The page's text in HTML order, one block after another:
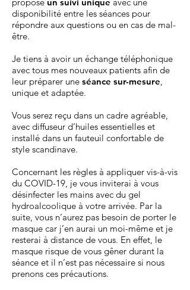
disponibilité entre les séances pour
répondre aux questions ou en cas de mal-
être.
Je tiens à avoir un échange téléphonique
avec tous mes nouveaux patients afin de
leur préparer une séance sur-mesure,
unique et adaptée.
Vous serez reçu dans un cadre agréable,
avec diffuseur d’huiles essentielles et
installé dans un fauteuil confortable de
style scandinave.
Concernant les règles à appliquer vis-à-vis
du COVID-19, je vous inviterai à vous
désinfecter les mains avec du gel
hydroalcoolique à votre arrivée. Par la
suite, vous n’aurez pas besoin de porter le
masque car j’en aurai un moi-même et je
resterai à distance de vous. En effet, le
masque risque de vous gêner durant la
séance et il n’est pas nécessaire si nous
prenons ces précautions.